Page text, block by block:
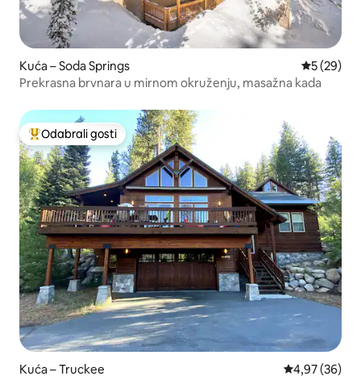
Kuća – Soda Springs Prosječna
5 (29)
Prekrasna brvnara u mirnom okruženju, masažna kada
Među najviše rangiranima s oznakom „Odabrali gosti”
Odabrali gosti
Kuća – Truckee Prosječna
4,97 (36)